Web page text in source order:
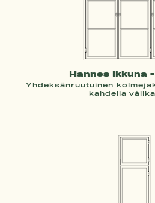
Hannes ikkuna
Yhdeksänruutuinen
kahdella